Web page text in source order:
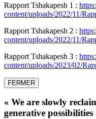
Rapport Tshakapesh 1 :
content/uploads/2022/11/
Rapport Tshakapesh 2 :
content/uploads/2022/11/
Rapport Tshakapesh 3 :
content/uploads/2023/02/
FERMER
« We are slowly
generative